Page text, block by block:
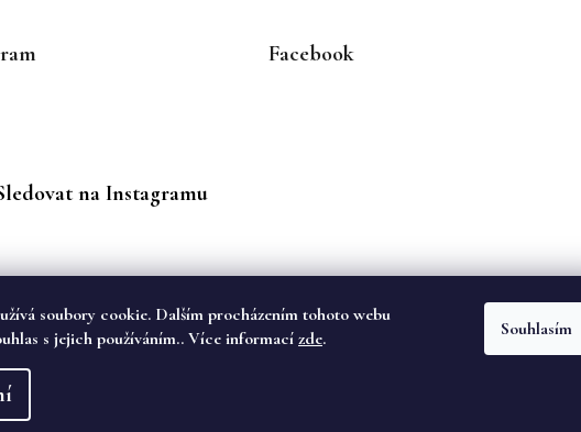
soubory cookie. Dalším procházením tohoto webu
s jejich používáním.. Více informacízde. Souhlasím
na Instagramu
Facebook
vyhrazena.